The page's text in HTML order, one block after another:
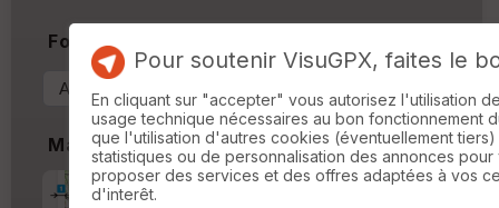
Format & Orientation
Marges
Pour soutenir VisuGPX, faites le
En cliquant sur "accepter" vous autorisez l'utilisation
usage technique nécessaires au bon fonctionnement
que l'utilisation d'autres cookies (éventuellement
statistiques ou de personnalisation des annonces pour
proposer des services et des offres adaptées à vos
d'interêt.